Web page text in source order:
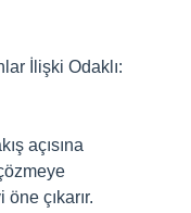
İlişki Odaklı:
açısına
çıkarır.